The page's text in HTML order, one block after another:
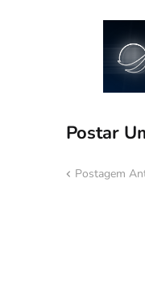
Postar
Postagem